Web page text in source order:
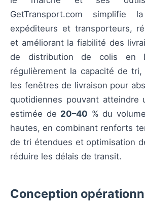
GetTransport.com simplifie
expéditeurs et transporteurs,
et améliorant la fiabilité des
de distribution de colis en
régulièrement la capacité de
les fenêtres de livraison pour
quotidiennes pouvant atteindre
estimée de 20–40 % du
hautes, en combinant renforts
de tri étendues et optimisation
réduire les délais de transit.
Conception